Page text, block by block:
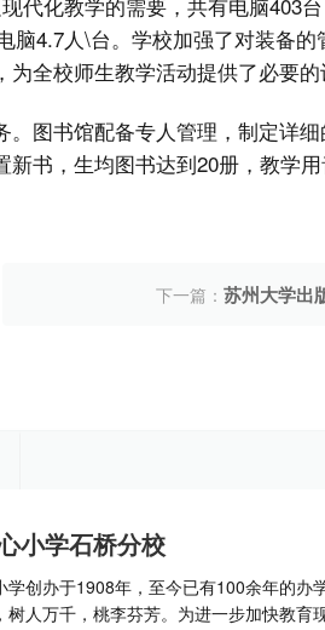
4.7人\台。学校加强了对装备的
全校师生教学活动提供了必要的
图书馆配备专人管理，制定详细
书，生均图书达到20册，教学
下一篇：苏州大学出
小学石桥分校
学创办于1908年，至今已有100余年的办
树人万千，桃李芬芳。为进一步加快教育